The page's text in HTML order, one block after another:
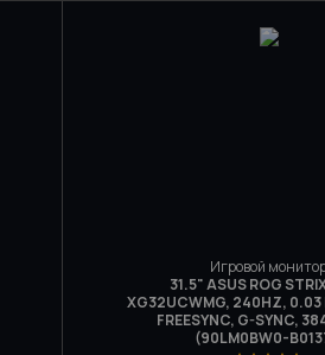
Игровой
31.5" ASUS ROG
XG32UCWMG, 240HZ,
FREESYNC, G-SYNC,
(90LM0BW0-